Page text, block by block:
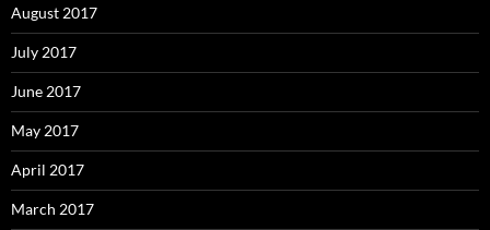
August 2017
July 2017
June 2017
May 2017
April 2017
March 2017